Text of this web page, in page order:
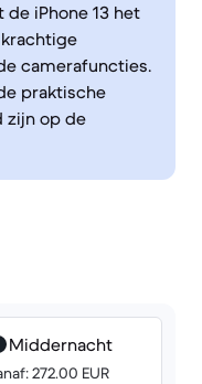
iPhone 13 het
camerafuncties.
praktische
zijn op de
Middernacht
272.00 EUR